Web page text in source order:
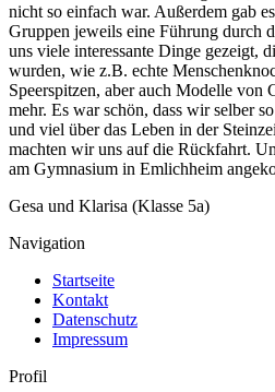
nicht so einfach war. Außerdem gab
Gruppen jeweils eine Führung durch
uns viele interessante Dinge gezeigt,
wurden, wie z.B. echte
Speerspitzen, aber auch Modelle von
mehr. Es war schön, dass wir selber
und viel über das Leben in der
machten wir uns auf die Rückfahrt.
am Gymnasium in Emlichheim
Gesa und Klarisa (Klasse 5a)
Navigation
Startseite
Kontakt
Datenschutz
Impressum
Profil